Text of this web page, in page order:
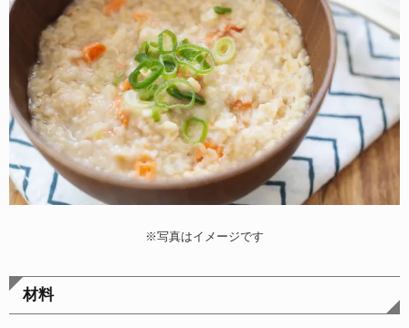
※写真はイメージです
材料